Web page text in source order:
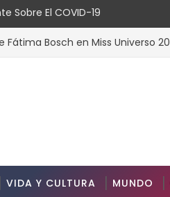
El COVID-19
en Miss Universo 2025
VIDA Y CULTURA MUNDO